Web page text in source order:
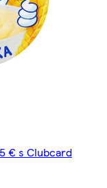
€ s Clubcard